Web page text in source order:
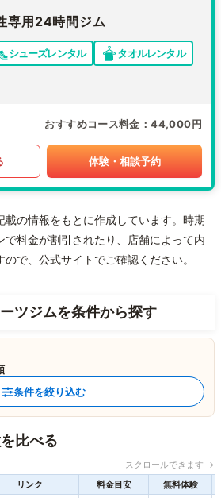
専用24時間ジム
シューズレンタル
タオルレンタル
おすすめコース料金 44,000円
体験・相談予約
載の情報をもとに作成しています。時期
で料金が割引されたり、店舗によって内
で、公式サイトでご確認ください。
ツジムを条件から探す
条件を絞り込む
比べる
スクロールできます →
リンク 料金目安 無料体験